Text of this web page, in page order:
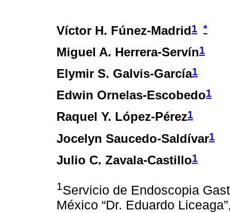
Víctor H. Fúnez-Madrid1 *
Miguel A. Herrera-Servín1
Elymir S. Galvis-García1
Edwin Ornelas-Escobedo1
Raquel Y. López-Pérez1
Jocelyn Saucedo-Saldívar1
Julio C. Zavala-Castillo1
1Servicio de Endoscopia
México “Dr. Eduardo